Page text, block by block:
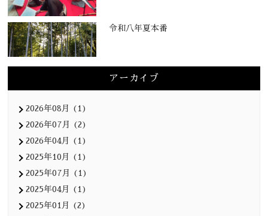
令和八年夏本番
アーカイブ
2026年08月 (1)
2026年07月 (2)
2026年04月 (1)
2025年10月 (1)
2025年07月 (1)
2025年04月 (1)
2025年01月 (2)